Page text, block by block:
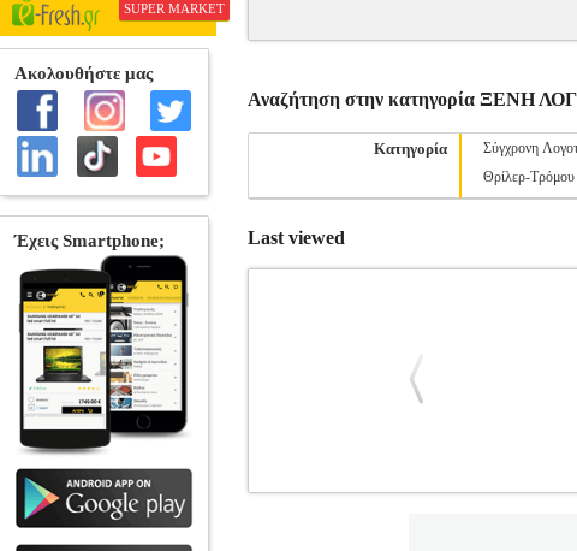
SUPER MARKET
Αναζήτηση στην κατηγορία ΞΕΝΗ
Κατηγορία Σύγχρονη
Θρίλερ-Τρόμου
Last viewed
•FEENEY ALICE στην κατηγορία ΞΕΝΗ
ΚΑΝΤΖΟΛΑ ΣΑΜΠΑΤΑΚΟΥ ΒΕΑΤΡΙΚΗ